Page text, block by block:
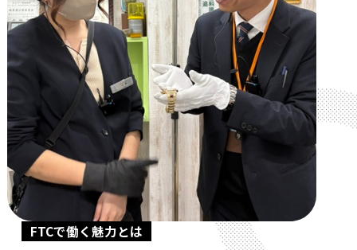
FTCで働く魅力とは